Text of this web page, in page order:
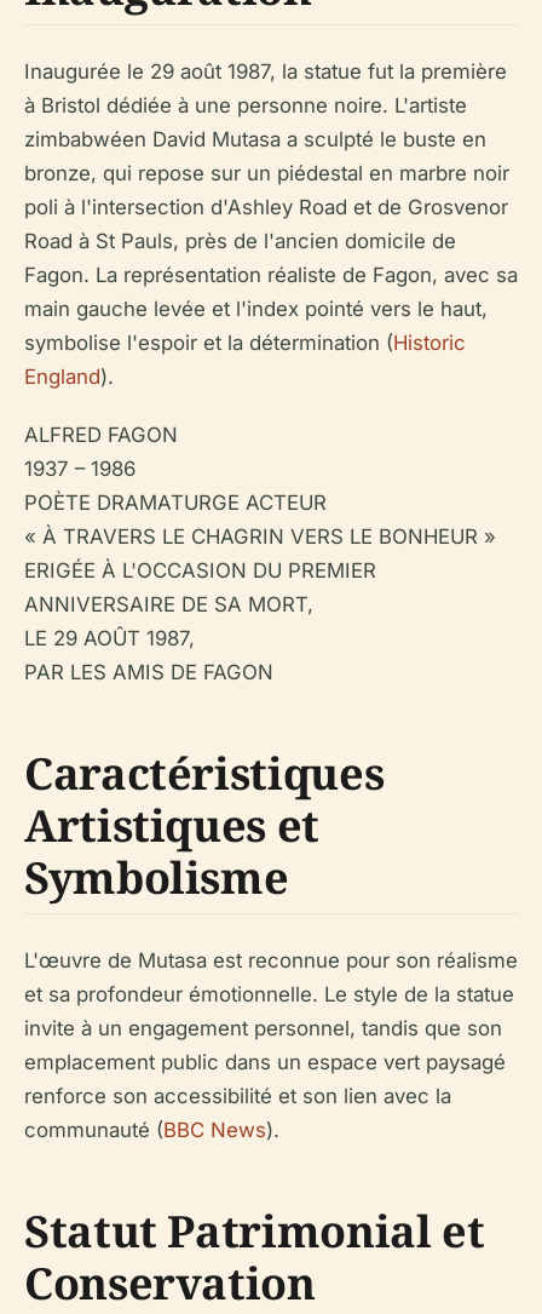
Inaugurée le 29 août 1987, la statue fut la première
à Bristol dédiée à une personne noire. L'artiste
zimbabwéen David Mutasa a sculpté le buste en
bronze, qui repose sur un piédestal en marbre noir
poli à l'intersection d'Ashley Road et de Grosvenor
Road à St Pauls, près de l'ancien domicile de
Fagon. La représentation réaliste de Fagon, avec sa
main gauche levée et l'index pointé vers le haut,
symbolise l'espoir et la détermination (Historic
England).
ALFRED FAGON
1937 – 1986
POÈTE DRAMATURGE ACTEUR
« À TRAVERS LE CHAGRIN VERS LE BONHEUR »
ERIGÉE À L'OCCASION DU PREMIER
ANNIVERSAIRE DE SA MORT,
LE 29 AOÛT 1987,
PAR LES AMIS DE FAGON
Caractéristiques
Artistiques et
Symbolisme
L'œuvre de Mutasa est reconnue pour son réalisme
et sa profondeur émotionnelle. Le style de la statue
invite à un engagement personnel, tandis que son
emplacement public dans un espace vert paysagé
renforce son accessibilité et son lien avec la
communauté (BBC News).
Statut Patrimonial et
Conservation